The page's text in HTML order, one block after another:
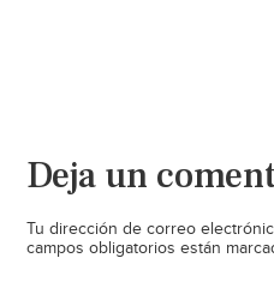
Deja un
Tu dirección de correo
campos obligatorios están